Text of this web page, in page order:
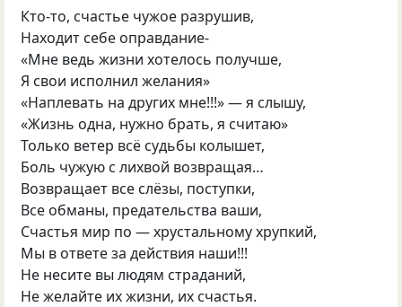
Кто-то, счастье чужое разрушив,
Находит себе оправдание-
«Мне ведь жизни хотелось получше,
Я свои исполнил желания»
«Наплевать на других мне!!!» — я слышу,
«Жизнь одна, нужно брать, я считаю»
Только ветер всё судьбы колышет,
Боль чужую с лихвой возвращая…
Возвращает все слёзы, поступки,
Все обманы, предательства ваши,
Счастья мир по — хрустальному хрупкий,
Мы в ответе за действия наши!!!
Не несите вы людям страданий,
Не желайте их жизни, их счастья.